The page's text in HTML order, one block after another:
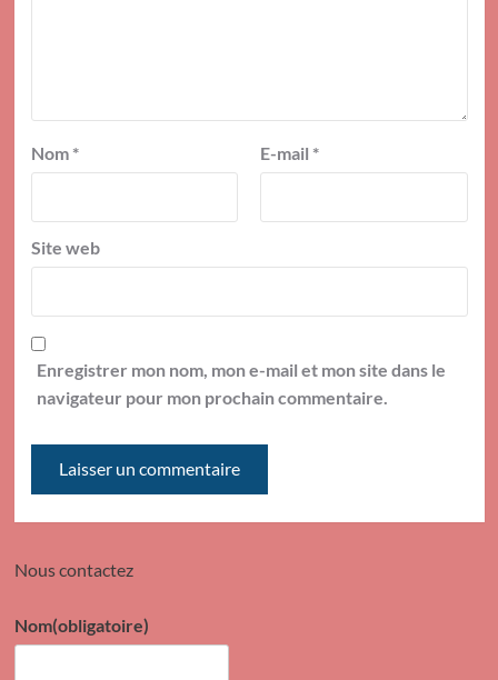
Nom * E-mail *
Site web
Enregistrer mon nom, mon e-mail et mon site dans le
navigateur pour mon prochain commentaire.
Nous contactez
Nom(obligatoire)